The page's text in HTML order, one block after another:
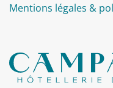
Mentions légales &